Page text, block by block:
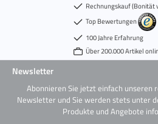
Rechnungskauf (Bonität
Top Bewertungen
100 Jahre Erfahrung
Über 200.000 Artikel
Newsletter
Abonnieren Sie jetzt einfach unseren
Newsletter und Sie werden stets unter
Produkte und Angebote